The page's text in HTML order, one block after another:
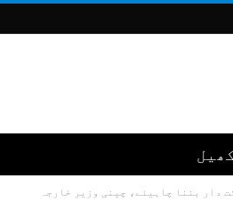
کھیل
دار بننا چاہیئے، چینی وزیر خارجہ